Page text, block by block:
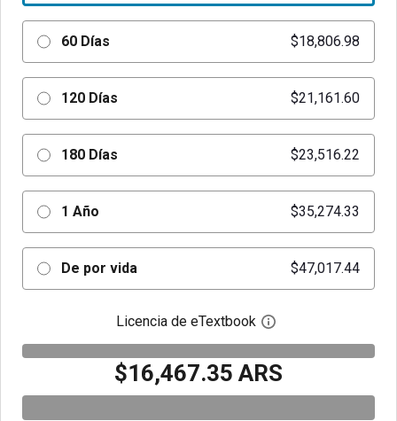
60 Días $18,806.98
120 Días $21,161.60
180 Días $23,516.22
1 Año $35,274.33
De por vida $47,017.44
Licencia de eTextbook Abre el cuadro de
$16,467.35 ARS